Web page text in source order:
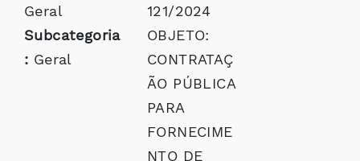
Geral
Subcategoria
: Geral
121/2024
OBJETO:
CONTRATAÇ
ÃO PÚBLICA
PARA
FORNECIME
NTO DE